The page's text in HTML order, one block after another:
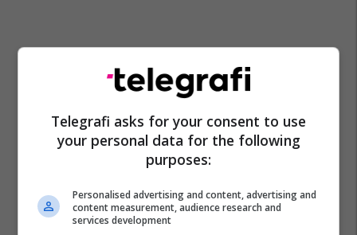
Telegrafi asks for your consent to use
your personal data for the following
purposes:
Personalised advertising and content, advertising and
content measurement, audience research and
services development